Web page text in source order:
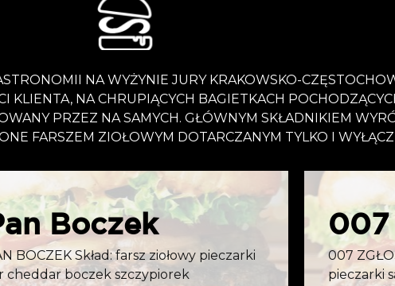
NA WYŻYNIE JURY KRAKOWSKO-
NA CHRUPIĄCYCH BAGIETKACH
PRZEZ NA SAMYCH. GŁÓWNYM SKŁADNIKIEM
FARSZEM ZIOŁOWYM DOTARCZANYM TYLKO I
Boczek
BOCZEK Skład: farsz ziołowy pieczarki
cheddar boczek szczypiorek
007
007
pieczarki